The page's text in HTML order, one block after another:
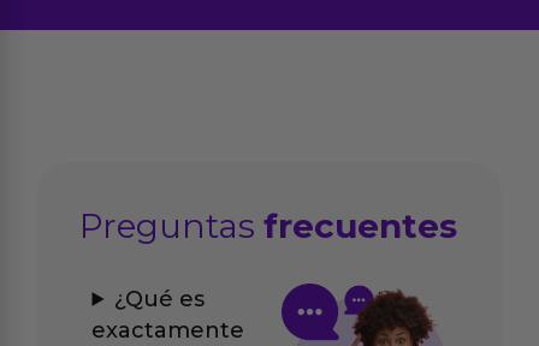
Preguntasfrecuentes
¿Qué es
exactamente